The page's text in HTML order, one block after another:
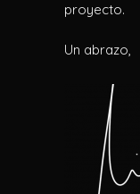
proyecto.
Un abrazo,